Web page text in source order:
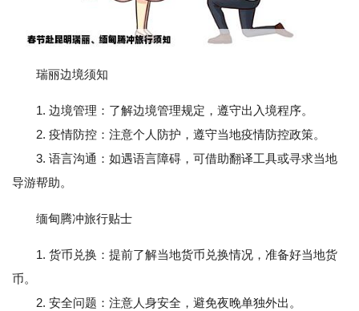
瑞丽边境须知
1. 边境管理：了解边境管理规定，遵守出入境程序。
2. 疫情防控：注意个人防护，遵守当地疫情防控政策。
3. 语言沟通：如遇语言障碍，可借助翻译工具或寻求当地
导游帮助。
缅甸腾冲旅行贴士
1. 货币兑换：提前了解当地货币兑换情况，准备好当地货
币。
2. 安全问题：注意人身安全，避免夜晚单独外出。